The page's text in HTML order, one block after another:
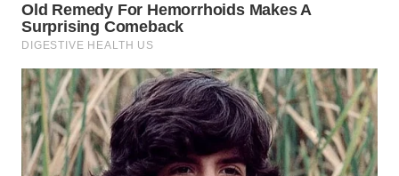
WN
BINTAN
WN
MANDALIKA
WN